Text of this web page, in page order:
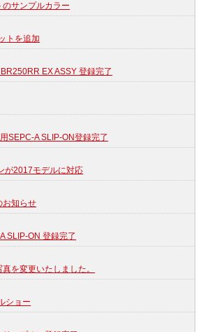
サンプルカラー
トを追加
EX ASSY 登録完了
SEPC-A SLIP-ON登録完了
が2017モデルに対応
お知らせ
SLIP-ON 登録完了
を変更いたしました。
ショー